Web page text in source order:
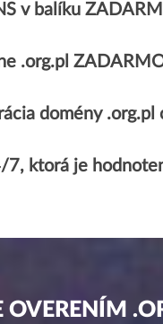
v balíku
.org.pl
domény .org.pl
7, ktorá je
OVERENÍM